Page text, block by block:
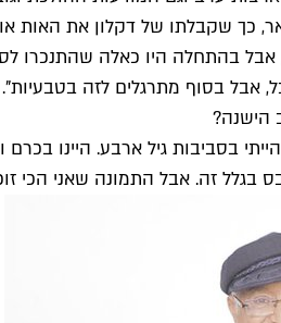
כך שקבלתו של דקלון את האות
אבל בהתחלה היו כאלה שהתנכרו
אבל בסוף מתרגלים לזה בטבעיות".
הישנה?
בסביבות גיל ארבע. היינו
זה. אבל התמונה שאני הכי